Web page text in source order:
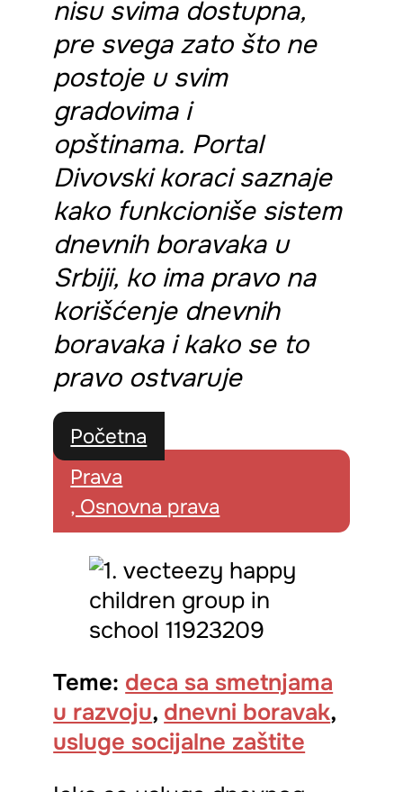
nisu svima dostupna,
pre svega zato što ne
postoje u svim
gradovima i
opštinama. Portal
Divovski koraci saznaje
kako funkcioniše sistem
dnevnih boravaka u
Srbiji, ko ima pravo na
korišćenje dnevnih
boravaka i kako se to
pravo ostvaruje
Početna
Prava
, Osnovna prava
Teme: deca sa smetnjama
u razvoju, dnevni boravak,
usluge socijalne zaštite